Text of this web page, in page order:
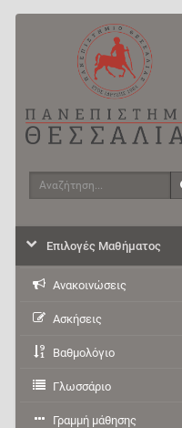
Αναζήτηση
Επιλογές Μαθήματος
Ανακοινώσεις
Ασκήσεις
Βαθμολόγιο
Γλωσσάριο
Γραμμή μάθησης